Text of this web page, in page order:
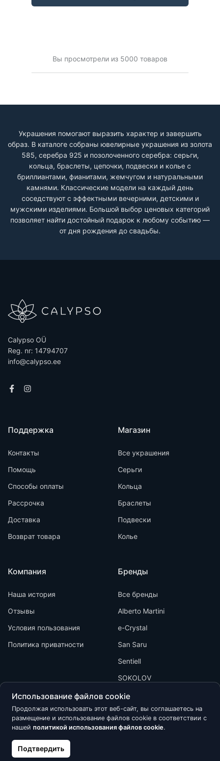
Украшения помогают выразить характер и завершить
образ. В каталоге собраны ювелирные украшения из золота
585, серебра 925 и позолоченного серебра: серьги,
кольца, браслеты, цепочки, подвески и колье с
бриллиантами, фианитами, жемчугом и натуральными
камнями. Классические модели на каждый день
соседствуют с эффектными вечерними, детскими и
мужскими изделиями. Большой выбор ценовых категорий
позволяет найти достойный подарок к любому событию —
от дня рождения до свадьбы.
Вы просмотрели из 5000 товаров
Calypso OÜ
Reg. nr: 14794707
info@calypso.ee
Поддержка
Контакты
Помощь
Способы оплаты
Рассрочка
Доставка
Возврат товара
Компания
Наша история
Отзывы
Условия пользования
Политика приватности
Магазин
Все украшения
Серьги
Кольца
Браслеты
Подвески
Колье
Бренды
Все бренды
Alberto Martini
e-Crystal
San Saru
Sentiell
SOKOLOV
Kõik õigused kaitstud © 2026 Calypso
Использование файлов cookie
Продолжая использовать этот веб-сайт, вы соглашаетесь на
размещение и использование файлов cookie в соответствии с
нашей политикой использования файлов cookie.
Подтвердить